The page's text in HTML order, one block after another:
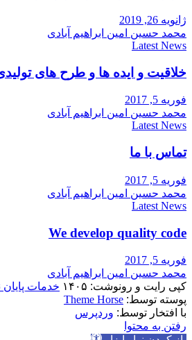
ژانویه 26, 2019
محمد حسین امین ابراهیم آبادی
Latest News
خلاقیت و ایده ها و طرح های
فوریه 5, 2017
محمد حسین امین ابراهیم آبادی
Latest News
تماس با ما
فوریه 5, 2017
محمد حسین امین ابراهیم آبادی
Latest News
We develop quality code
فوریه 5, 2017
محمد حسین امین ابراهیم آبادی
کپی رایت و رونوشت: ۱۴۰۵
خدمات
پوسته توسط: Theme Horse
با افتخار توسط: وردپرس
رفتن به محتوا